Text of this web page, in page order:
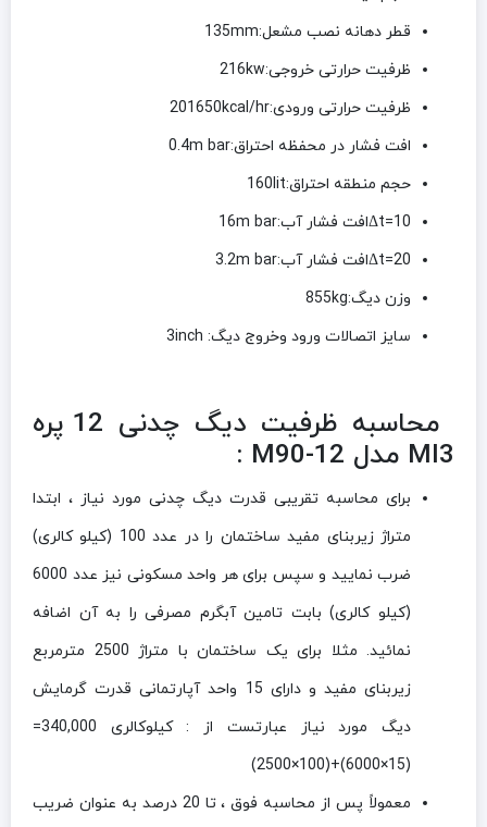
قطر دهانه نصب مشعل:135mm
ظرفیت حرارتی خروجی:216kw
ظرفیت حرارتی ورودی:201650kcal/hr
افت فشار در محفظه احتراق:0.4m bar
حجم منطقه احتراق:160lit
Δt=10افت فشار آب:16m bar
Δt=20افت فشار آب:3.2m bar
وزن دیگ:855kg
سایز اتصالات ورود وخروج دیگ: 3inch
محاسبه ظرفیت دیگ چدنی 12 پره
MI3 مدل M90-12 :
برای محاسبه تقریبی قدرت دیگ چدنی مورد نیاز ، ابتدا
متراژ زیربنای مفید ساختمان را در عدد 100 (کیلو کالری)
ضرب نمایید و سپس برای هر واحد مسکونی نیز عدد 6000
(کیلو کالری) بابت تامین آبگرم مصرفی را به آن اضافه
نمائید. مثلا برای یک ساختمان با متراژ 2500 مترمربع
زیربنای مفید و دارای 15 واحد آپارتمانی قدرت گرمایش
دیگ مورد نیاز عبارتست از : کیلوکالری 340,000=
(15×6000)+(100×2500)
معمولاً پس از محاسبه فوق ، تا 20 درصد به عنوان ضریب